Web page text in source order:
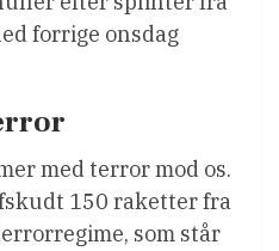
forrige onsdag
med terror mod os.
150 raketter fra
som står